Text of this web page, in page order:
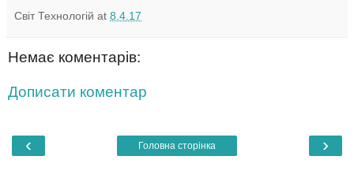
Світ Технологій at 8.4.17
Немає коментарів:
Дописати коментар
‹ ›
Головна сторінка